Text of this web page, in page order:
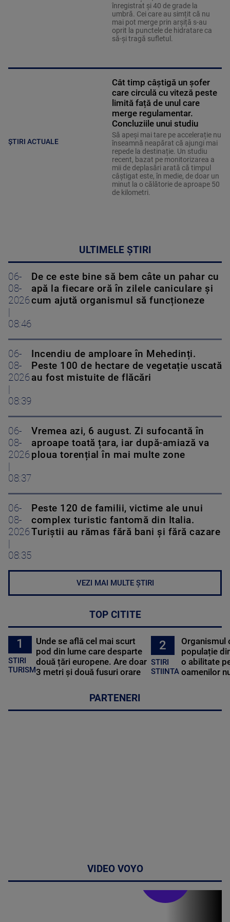
înregistrat și 40 de grade la
umbră. Cei care au simțit că nu
mai pot merge prin arșiță s-au
oprit la punctele de hidratare ca
să-și tragă sufletul.
ȘTIRI ACTUALE
Cât timp câștigă un șofer
care circulă cu viteză peste
limită față de unul care
merge regulamentar.
Concluziile unui studiu
Să apeși mai tare pe accelerație nu
înseamnă neapărat că ajungi mai
repede la destinație. Un studiu
recent, bazat pe monitorizarea a
mii de deplasări arată că timpul
câștigat este, în medie, de doar un
minut la o călătorie de aproape 50
de kilometri.
ULTIMELE ȘTIRI
06-
08-
2026
08:46
De ce este bine să bem câte un pahar cu
apă la fiecare oră în zilele caniculare și
cum ajută organismul să funcționeze
06-
08-
2026
08:39
Incendiu de amploare în Mehedinți.
Peste 100 de hectare de vegetație uscată
au fost mistuite de flăcări
06-
08-
2026
08:37
Vremea azi, 6 august. Zi sufocantă în
aproape toată țara, iar după-amiază va
ploua torențial în mai multe zone
06-
08-
2026
08:35
Peste 120 de familii, victime ale unui
complex turistic fantomă din Italia.
Turiștii au rămas fără bani și fără cazare
VEZI MAI MULTE ȘTIRI
TOP CITITE
1
STIRI
TURISM
Unde se află cel mai scurt
pod din lume care desparte
două țări europene. Are doar
3 metri și două fusuri orare
2
STIRI
STIINTA
Organismul
populație
o abilitate
oamenilor
PARTENERI
VIDEO VOYO